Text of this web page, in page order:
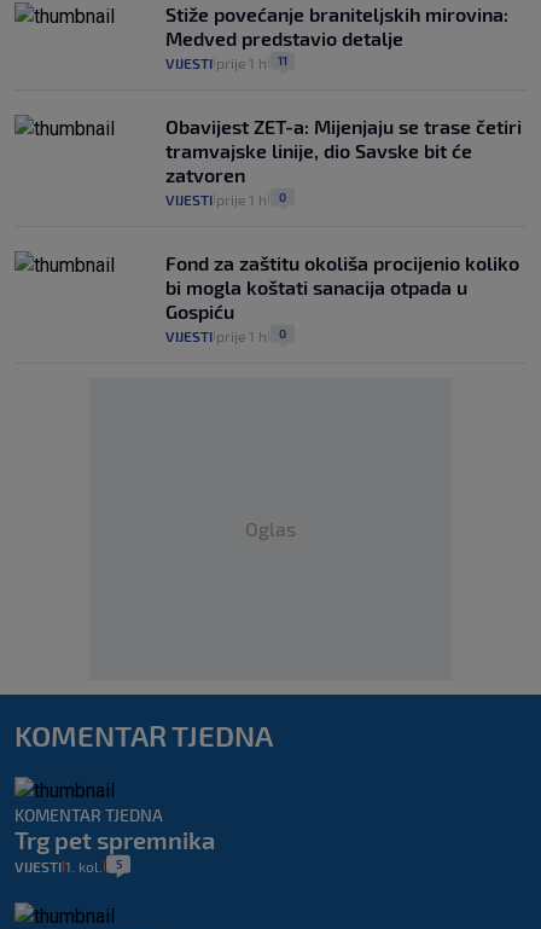
Stiže povećanje braniteljskih mirovina:
Medved predstavio detalje
VIJESTI prije 1 h 11
Obavijest ZET-a: Mijenjaju se trase četiri
tramvajske linije, dio Savske bit će
zatvoren
VIJESTI prije 1 h 0
Fond za zaštitu okoliša procijenio koliko
bi mogla koštati sanacija otpada u
Gospiću
VIJESTI prije 1 h 0
Oglas
KOMENTAR TJEDNA
KOMENTAR TJEDNA
Trg pet spremnika
VIJESTI 1. kol. 5